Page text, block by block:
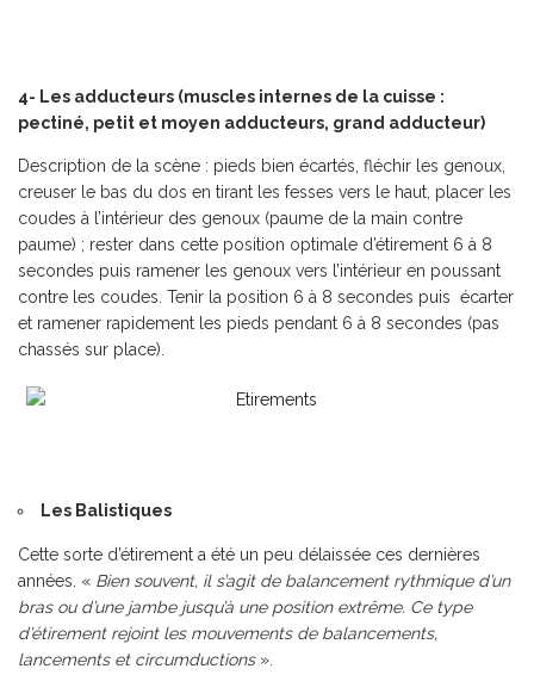
4- Les adducteurs (muscles internes de la cuisse :
pectiné, petit et moyen adducteurs, grand adducteur)
Description de la scène : pieds bien écartés, fléchir les genoux,
creuser le bas du dos en tirant les fesses vers le haut, placer les
coudes à l’intérieur des genoux (paume de la main contre
paume) ; rester dans cette position optimale d’étirement 6 à 8
secondes puis ramener les genoux vers l’intérieur en poussant
contre les coudes. Tenir la position 6 à 8 secondes puis écarter
et ramener rapidement les pieds pendant 6 à 8 secondes (pas
chassés sur place).
Les Balistiques
Cette sorte d’étirement a été un peu délaissée ces dernières
années. « Bien souvent, il s’agit de balancement rythmique d’un
bras ou d’une jambe jusqu’à une position extrême. Ce type
d’étirement rejoint les mouvements de balancements,
lancements et circumductions».